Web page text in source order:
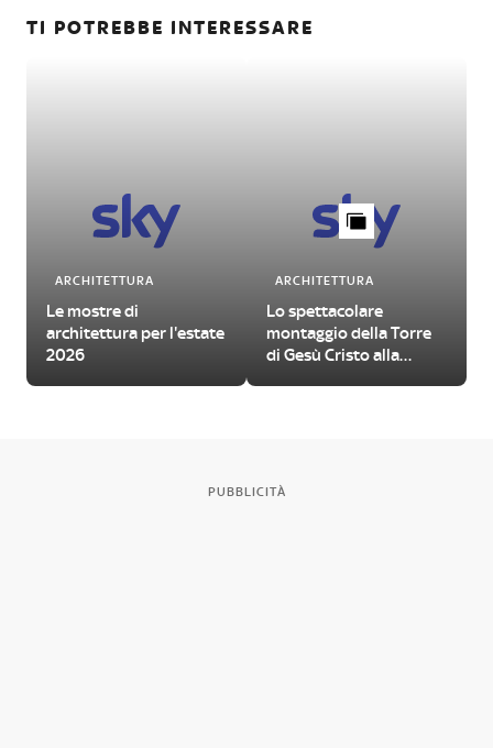
TI POTREBBE INTERESSARE
ARCHITETTURA
Le mostre di
architettura per l'estate
2026
ARCHITETTURA
Lo spettacolare
montaggio della Torre
di Gesù Cristo alla
PUBBLICITÀ